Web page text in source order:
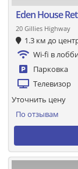
Eden House
20 Gillies Highway
1.3 км до
Wi-fi в
Парковка
Телевизор
По отзывам
Уточнить цену